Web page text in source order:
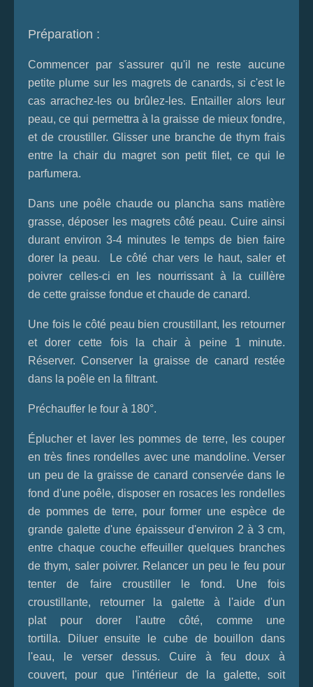
Préparation :
Commencer par s'assurer qu'il ne reste aucune
petite plume sur les magrets de canards, si c'est le
cas arrachez-les ou brûlez-les. Entailler alors leur
peau, ce qui permettra à la graisse de mieux fondre,
et de croustiller. Glisser une branche de thym frais
entre la chair du magret son petit filet, ce qui le
parfumera.
Dans une poêle chaude ou plancha sans matière
grasse, déposer les magrets côté peau. Cuire ainsi
durant environ 3-4 minutes le temps de bien faire
dorer la peau. Le côté char vers le haut, saler et
poivrer celles-ci en les nourrissant à la cuillère
de cette graisse fondue et chaude de canard.
Une fois le côté peau bien croustillant, les retourner
et dorer cette fois la chair à peine 1 minute.
Réserver. Conserver la graisse de canard restée
dans la poêle en la filtrant.
Préchauffer le four à 180°.
Éplucher et laver les pommes de terre, les couper
en très fines rondelles avec une mandoline. Verser
un peu de la graisse de canard conservée dans le
fond d'une poêle, disposer en rosaces les rondelles
de pommes de terre, pour former une espèce de
grande galette d'une épaisseur d'environ 2 à 3 cm,
entre chaque couche effeuiller quelques branches
de thym, saler poivrer. Relancer un peu le feu pour
tenter de faire croustiller le fond. Une fois
croustillante, retourner la galette à l'aide d'un
plat pour dorer l'autre côté, comme une
tortilla. Diluer ensuite le cube de bouillon dans
l'eau, le verser dessus. Cuire à feu doux à
couvert, pour que l'intérieur de la galette, soit